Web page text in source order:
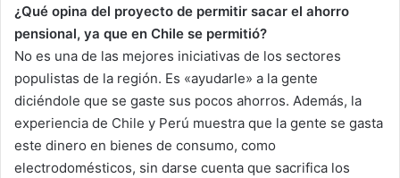
¿Qué opina del proyecto de permitir sacar el ahorro
pensional, ya que en Chile se permitió?
No es una de las mejores iniciativas de los sectores
populistas de la región. Es «ayudarle» a la gente
diciéndole que se gaste sus pocos ahorros. Además, la
experiencia de Chile y Perú muestra que la gente se gasta
este dinero en bienes de consumo, como
electrodomésticos, sin darse cuenta que sacrifica los